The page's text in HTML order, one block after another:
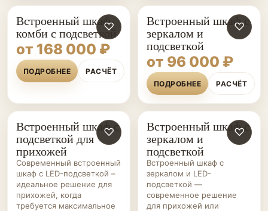
♡
Встроенный шкаф-
комби с подсветкой
от 168 000 ₽
ПОДРОБНЕЕ РАСЧЁТ
♡
Встроенный шкаф с
зеркалом и
подсветкой
от 96 000 ₽
ПОДРОБНЕЕ РАСЧЁТ
ШКАФЫ НА ЗАКАЗ ♡
Встроенный шкаф с
подсветкой для
прихожей
Современный встроенный
шкаф с LED-подсветкой –
идеальное решение для
прихожей, когда
требуется максимальное
ШКАФЫ НА ЗАКАЗ ♡
Встроенный шкаф с
зеркалом и
подсветкой
Встроенный шкаф с
зеркалом и LED-
подсветкой —
современное решение
для прихожей или